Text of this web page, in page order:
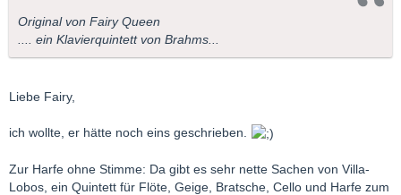
Original von Fairy Queen
.... ein Klavierquintett von Brahms...
Liebe Fairy,
ich wollte, er hätte noch eins geschrieben.
Zur Harfe ohne Stimme: Da gibt es sehr nette Sachen von Villa-
Lobos, ein Quintett für Flöte, Geige, Bratsche, Cello und Harfe zum